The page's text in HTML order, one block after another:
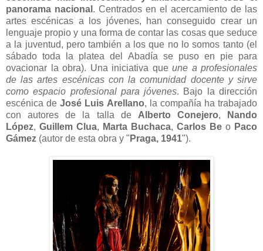
panorama nacional . Centrados en el acercamiento de las
artes escénicas a los jóvenes, han conseguido crear un
lenguaje propio y una forma de contar las cosas que seduce
a la juventud, pero también a los que no lo somos tanto (el
sábado toda la platea del Abadía se puso en pie para
ovacionar la obra). Una iniciativa que une a profesionales
de las artes escénicas con la comunidad docente y sirve
como espacio profesional para jóvenes. Bajo la dirección
escénica deJosé Luis Arellano, la compañía ha trabajado
con autores de la talla de Alberto Conejero,
Nando
López, Guillem Clua, Marta Buchaca, Carlos Be o Paco
Gámez (autor de esta obra y " Praga, 1941").